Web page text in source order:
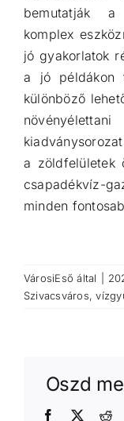
bemutatják a
komplex
jó gyakorlatok
a jó példákon
különböző
a zöldfelületek
csapadékvíz-
minden
VárosiEső által
Szivacsváros,
Oszd
Facebook
X